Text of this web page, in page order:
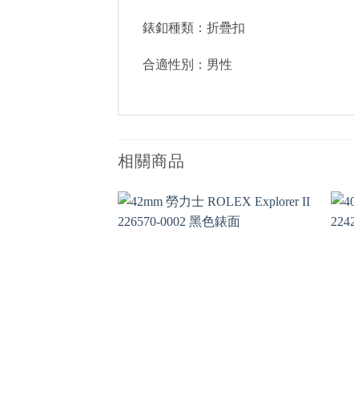
錶釦種類：折疊扣
合適性別：男性
相關商品